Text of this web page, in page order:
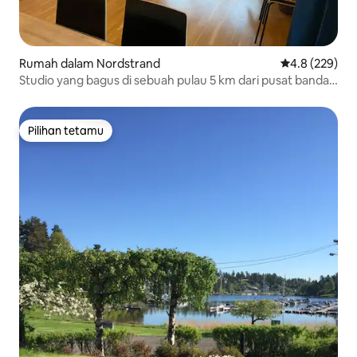
Rumah dalam Nordstrand Penarafan
4.8 (229)
Studio yang bagus di sebuah pulau 5 km dari pusat bandar
Pilihan tetamu
Pilihan tetamu